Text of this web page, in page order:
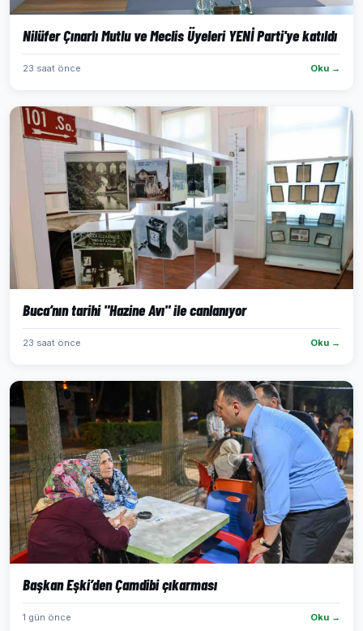
Nilüfer Çınarlı Mutlu ve Meclis Üyeleri YENİ Parti'ye katıldı
23 saat önce Oku →
Buca’nın tarihi "Hazine Avı" ile canlanıyor
23 saat önce Oku →
Başkan Eşki’den Çamdibi çıkarması
1 gün önce Oku →